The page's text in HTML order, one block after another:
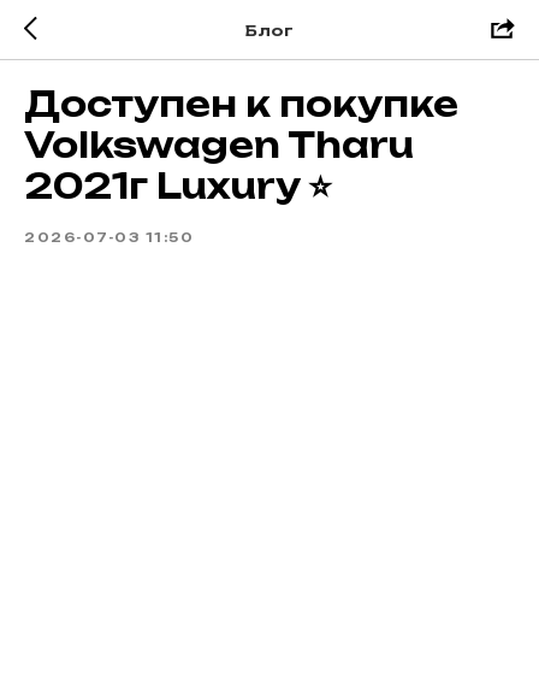
Блог
Доступен к покупке
Volkswagen Tharu
2021г Luxury ⭐
2026-07-03 11:50